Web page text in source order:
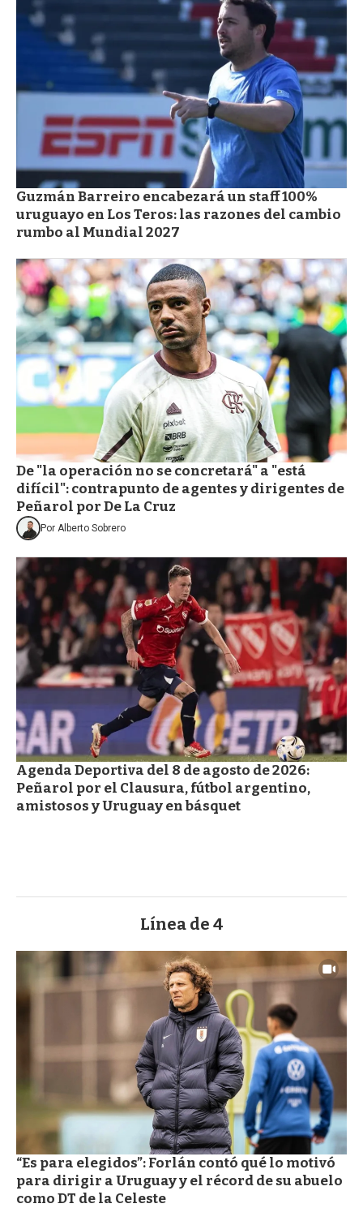
Guzmán Barreiro encabezará un staff 100%
uruguayo en Los Teros: las razones del cambio
rumbo al Mundial 2027
De "la operación no se concretará" a "está
difícil": contrapunto de agentes y dirigentes de
Peñarol por De La Cruz
Por Alberto Sobrero
Agenda Deportiva del 8 de agosto de 2026:
Peñarol por el Clausura, fútbol argentino,
amistosos y Uruguay en básquet
Línea de 4
“Es para elegidos”: Forlán contó qué lo motivó
para dirigir a Uruguay y el récord de su abuelo
como DT de la Celeste